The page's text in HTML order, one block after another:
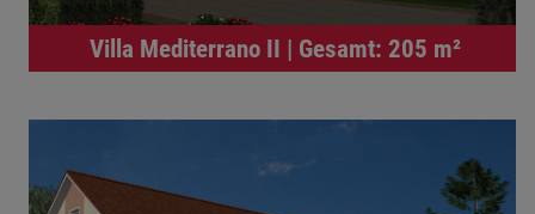
Villa Mediterrano II | Gesamt: 205 m²